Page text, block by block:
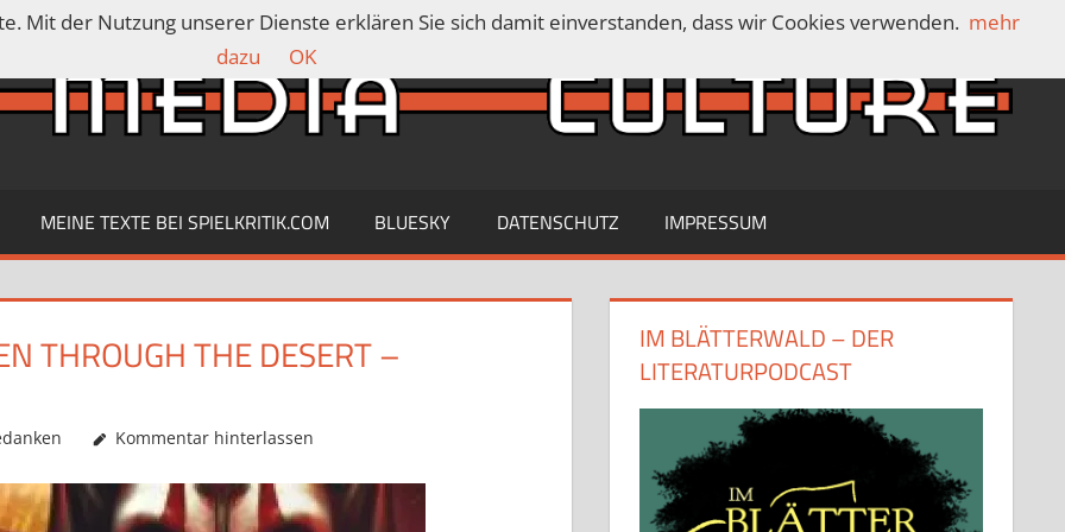
MEINE TEXTE BEI SPIELKRITIK.COM BLUESKY DATENSCHUTZ IMPRESSUM
THROUGH THE DESERT –
Kommentar hinterlassen
IM BLÄTTERWALD – DER
LITERATURPODCAST
Mit der Nutzung unserer Dienste erklären Sie sich damit einverstanden, dass wir Cookies verwenden. mehr
dazu
OK